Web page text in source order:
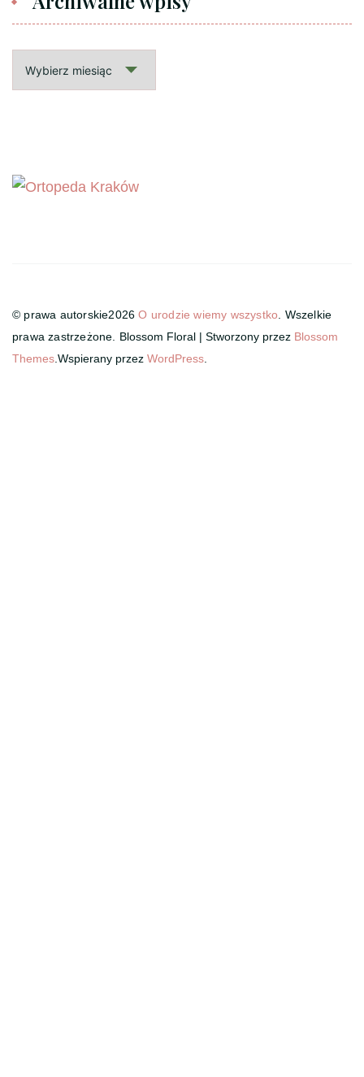
wpisy
© prawa autorskie2026O urodzie wiemy wszystko . Wszelkie
prawa zastrzeżone.
Blossom Floral | Stworzony przez Blossom
Themes .Wspierany przez WordPress